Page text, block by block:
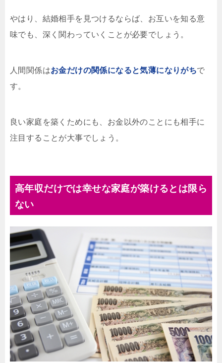
やはり、結婚相手を見つけるならば、お互いを知る意
味でも、深く関わっていくことが必要でしょう。
人間関係はお金だけの関係になると気薄になりがちで
す。
良い家庭を築くためにも、お金以外のことにも相手に
注目することが大事でしょう。
高年収だけでは幸せな家庭が築けるとは限ら
ない